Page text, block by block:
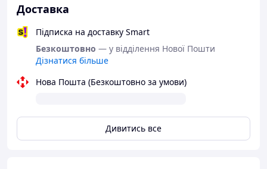
корені чи камені, що
допомогою лопати із гострим
глибокі копальні та підземні
рівні
Доставка
Підписка на доставку Smart
Безкоштовно — у відділення Нової Пошти
Дізнатися більше
Нова Пошта (Безкоштовно за умови)
Дивитись все